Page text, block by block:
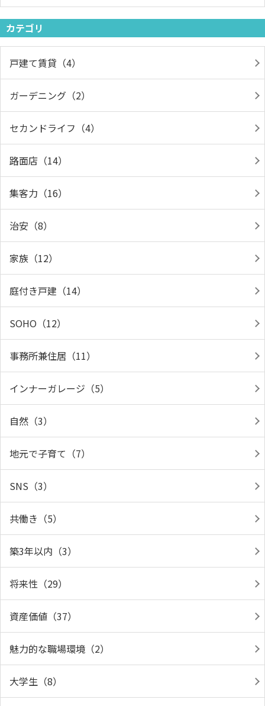
カテゴリ
戸建て賃貸（4）
ガーデニング（2）
セカンドライフ（4）
路面店（14）
集客力（16）
治安（8）
家族（12）
庭付き戸建（14）
SOHO（12）
事務所兼住居（11）
インナーガレージ（5）
自然（3）
地元で子育て（7）
SNS（3）
共働き（5）
築3年以内（3）
将来性（29）
資産価値（37）
魅力的な職場環境（2）
大学生（8）